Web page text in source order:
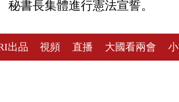
秘書長集體進行憲法宣誓。
出品 視頻 直播 大國看兩會